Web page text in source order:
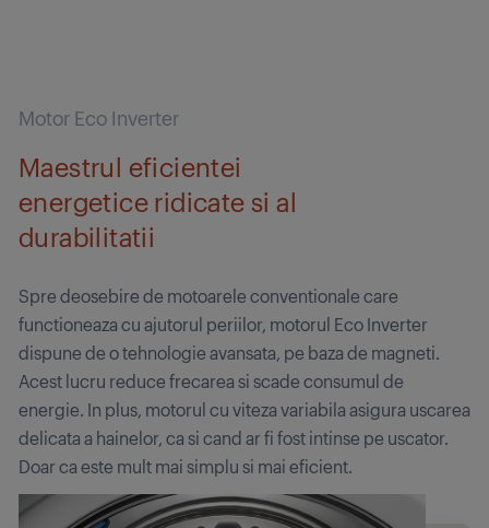
Motor Eco Inverter
Maestrul eficientei
energetice ridicate si al
durabilitatii
Spre deosebire de motoarele conventionale care
functioneaza cu ajutorul periilor, motorul Eco Inverter
dispune de o tehnologie avansata, pe baza de magneti.
Acest lucru reduce frecarea si scade consumul de
energie. In plus, motorul cu viteza variabila asigura uscarea
delicata a hainelor, ca si cand ar fi fost intinse pe uscator.
Doar ca este mult mai simplu si mai eficient.